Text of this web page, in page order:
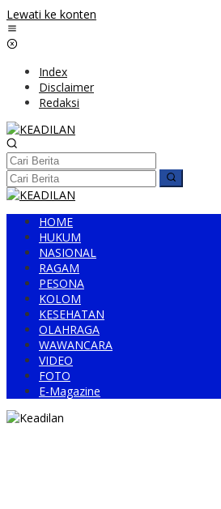
Lewati ke konten
Index
Disclaimer
Redaksi
HOME
HUKUM
NASIONAL
RAGAM
PESONA
KOLOM
KESEHATAN
OLAHRAGA
WAWANCARA
VIDEO
FOTO
E-Magazine